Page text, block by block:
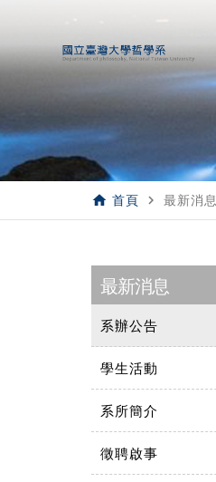
home 首頁 navigate_next 最新消息
最新消息
系辦公告
學生活動
系所簡介
徵聘啟事